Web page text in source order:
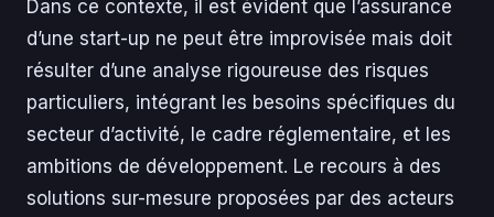
Dans ce contexte, il est évident que l’assurance
d’une start-up ne peut être improvisée mais doit
résulter d’une analyse rigoureuse des risques
particuliers, intégrant les besoins spécifiques du
secteur d’activité, le cadre réglementaire, et les
ambitions de développement. Le recours à des
solutions sur-mesure proposées par des acteurs